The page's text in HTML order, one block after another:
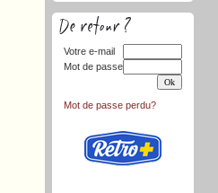
Votre e-mail
Mot de passe
Mot de passe perdu?